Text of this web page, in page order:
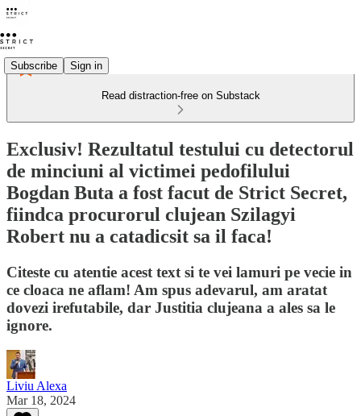
Subscribe Sign in
Read distraction-free on Substack
Exclusiv! Rezultatul testului cu detectorul
de minciuni al victimei pedofilului
Bogdan Buta a fost facut de Strict Secret,
fiindca procurorul clujean Szilagyi
Robert nu a catadicsit sa il faca!
Citeste cu atentie acest text si te vei lamuri pe vecie in
ce cloaca ne aflam! Am spus adevarul, am aratat
dovezi irefutabile, dar Justitia clujeana a ales sa le
ignore.
Liviu Alexa
Mar 18, 2024